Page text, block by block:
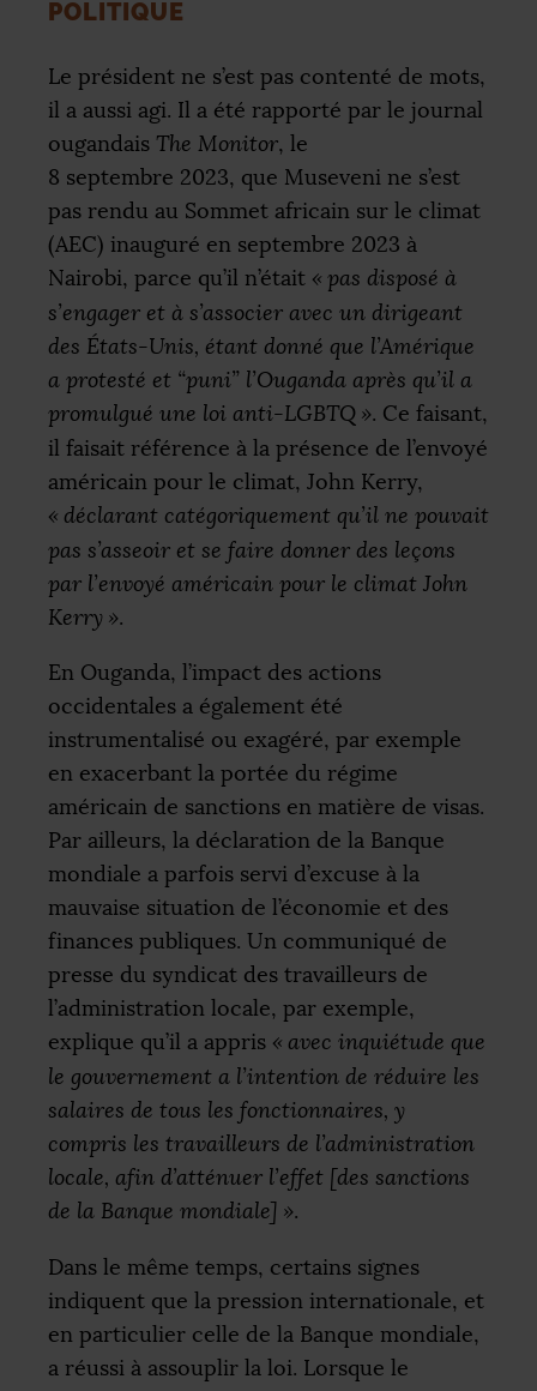
POLITIQUE
Le président ne s’est pas contenté de mots,
il a aussi agi. Il a été rapporté par le journal
ougandais The Monitor, le
8 septembre 2023, que Museveni ne s’est
pas rendu au Sommet africain sur le climat
(AEC) inauguré en septembre 2023 à
Nairobi, parce qu’il n’était « pas disposé à
s’engager et à s’associer avec un dirigeant
des États-Unis, étant donné que l’Amérique
a protesté et “puni” l’Ouganda après qu’il a
promulgué une loi anti-LGBTQ ». Ce faisant,
il faisait référence à la présence de l’envoyé
américain pour le climat, John Kerry,
« déclarant catégoriquement qu’il ne pouvait
pas s’asseoir et se faire donner des leçons
par l’envoyé américain pour le climat John
Kerry ».
En Ouganda, l’impact des actions
occidentales a également été
instrumentalisé ou exagéré, par exemple
en exacerbant la portée du régime
américain de sanctions en matière de visas.
Par ailleurs, la déclaration de la Banque
mondiale a parfois servi d’excuse à la
mauvaise situation de l’économie et des
finances publiques. Un communiqué de
presse du syndicat des travailleurs de
l’administration locale, par exemple,
explique qu’il a appris « avec inquiétude que
le gouvernement a l’intention de réduire les
salaires de tous les fonctionnaires, y
compris les travailleurs de l’administration
locale, afin d’atténuer l’effet [des sanctions
de la Banque mondiale] ».
Dans le même temps, certains signes
indiquent que la pression internationale, et
en particulier celle de la Banque mondiale,
a réussi à assouplir la loi. Lorsque le